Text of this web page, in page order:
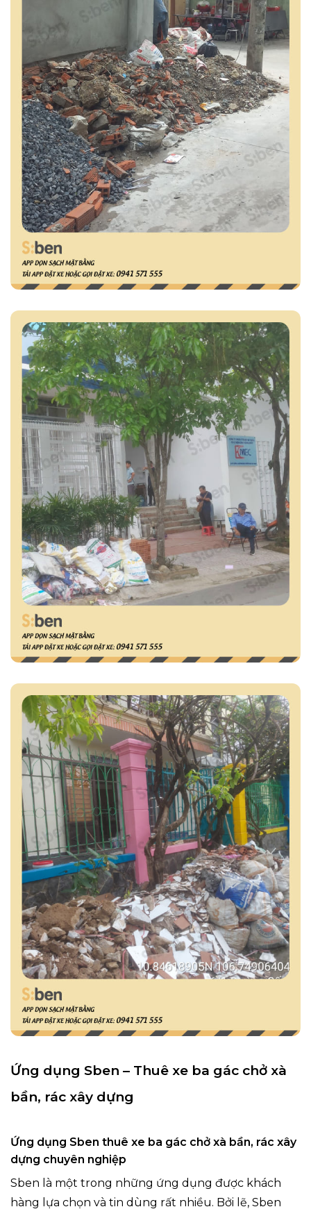
Ứng dụng Sben – Thuê xe ba gác chở xà
bần, rác xây dựng
Ứng dụng Sben thuê xe ba gác chở xà bần, rác xây
dựng chuyên nghiệp
Sben là một trong những ứng dụng được khách
hàng lựa chọn và tin dùng rất nhiều. Bởi lẽ, Sben